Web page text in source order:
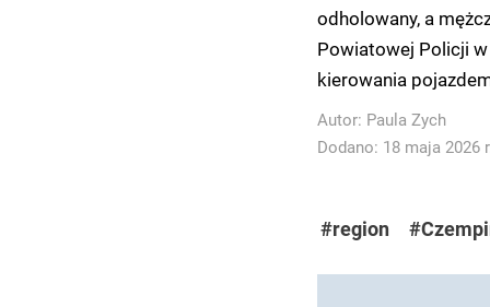
odholowany, a
Powiatowej Policji
kierowania
Autor: Paula Zych
Dodano: 18 maja 2026
#region